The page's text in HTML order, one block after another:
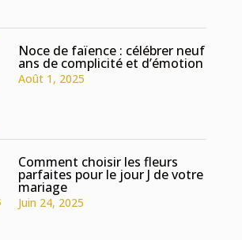
Noce de faïence : célébrer neuf
ans de complicité et d’émotion
Août 1, 2025
Comment choisir les fleurs
parfaites pour le jour J de votre
mariage
Juin 24, 2025